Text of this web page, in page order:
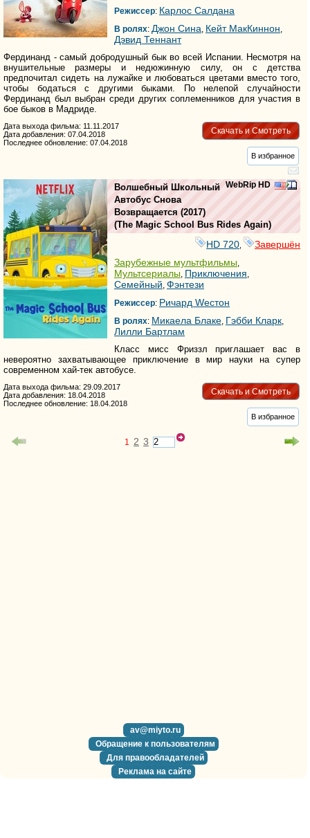
Режиссер: Карлос Салдана
В ролях: Джон Сина, Кейт МакКиннон,
Дэвид Теннант
Фердинанд - самый добродушный бык во всей Испании. Несмотря на
внушительные размеры и недюжинную силу, он с детства
предпочитал сидеть на лужайке и любоваться цветами вместо того,
чтобы бодаться с другими быками. По нелепой случайности
Фердинанд был выбран среди других соплеменников для участия в
бое быков в Мадриде.
Скачать и Смотреть
Дата выхода фильма: 11.11.2017
Дата добавления: 07.04.2018
Последнее обновление: 07.04.2018
В избранное
WebRip HD
Волшебный Школьный
Автобус Снова
Возвращается (2017)
(The Magic School Bus Rides Again)
HD 720
Завершён
Зарубежные мультфильмы,
Мультсериалы, Приключения,
Семейный, Фэнтези
Режиссер: Ричард Wестон
В ролях: Микаела Блаке, Гэбби Кларк,
Лилли Бартлам
Класс мисс Фриззл приглашает вас в
невероятно захватывающее приключение в мир науки на супер
современном хай-тек автобусе.
Скачать и Смотреть
Дата выхода фильма: 29.09.2017
Дата добавления: 18.04.2018
Последнее обновление: 18.04.2018
В избранное
1 2 3
av@miyto.ru
Обращение к пользователям
Для правообладателей
Реклама на сайте